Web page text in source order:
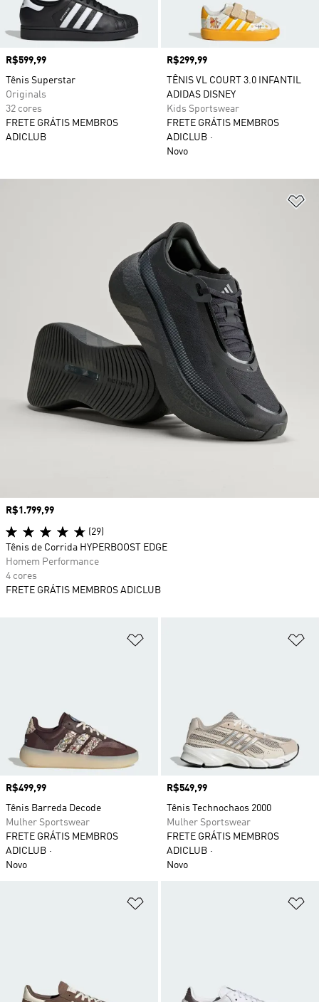
Preço
R$599,99
Tênis Superstar
Originals
32 cores
FRETE GRÁTIS MEMBROS
ADICLUB
Preço
R$299,99
TÊNIS VL COURT 3.0 INFANTIL
ADIDAS DISNEY
Kids Sportswear
FRETE GRÁTIS MEMBROS
ADICLUB
Novo
Preço
R$499,99
Tênis Barreda Decode
Mulher Sportswear
FRETE GRÁTIS MEMBROS
ADICLUB
Novo
Preço
R$549,99
Tênis Technochaos 2000
Mulher Sportswear
FRETE GRÁTIS MEMBROS
ADICLUB
Novo
Preço
R$1.799,99
(29)
Tênis de Corrida HYPERBOOST EDGE
Homem Performance
4 cores
FRETE GRÁTIS MEMBROS ADICLUB